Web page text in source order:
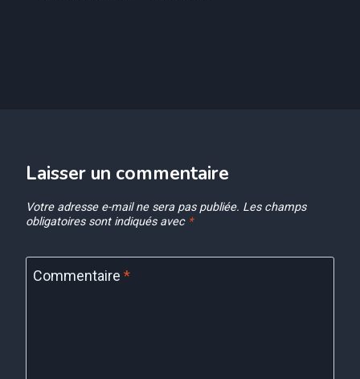
Laisser un commentaire
Votre adresse e-mail ne sera pas publiée. Les champs
obligatoires sont indiqués avec *
Commentaire *